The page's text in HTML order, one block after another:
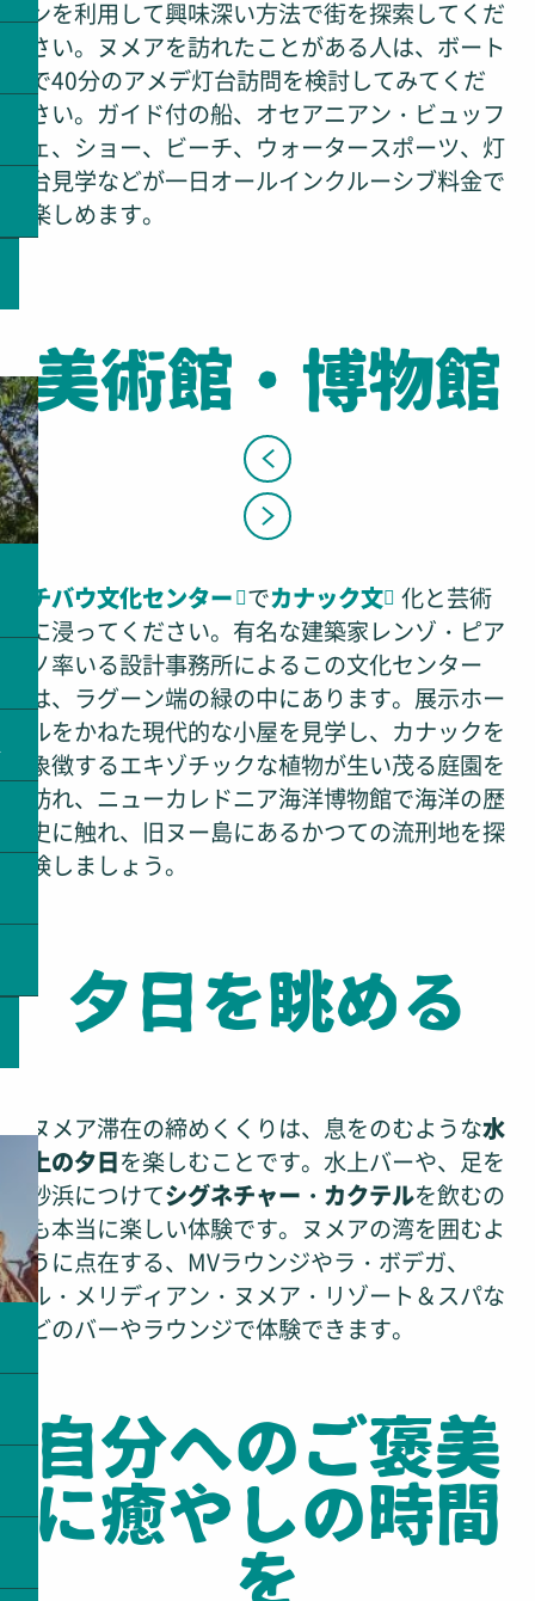
ンを利用して興味深い方法で街を探索してくだ
さい。ヌメアを訪れたことがある人は、ボート
で40分のアメデ灯台訪問を検討してみてくだ
さい。ガイド付の船、オセアニアン・ビュッフ
ェ、ショー、ビーチ、ウォータースポーツ、灯
台見学などが一日オールインクルーシブ料金で
楽しめます。
美術館・博物館
チバウ文化センター でカナック文
化と芸術
に浸ってください。有名な建築家レンゾ・ピア
ノ率いる設計事務所によるこの文化センター
は、ラグーン端の緑の中にあります。展示ホー
ルをかねた現代的な小屋を見学し、カナックを
象徴するエキゾチックな植物が生い茂る庭園を
訪れ、ニューカレドニア海洋博物館で海洋の歴
史に触れ、旧ヌー島にあるかつての流刑地を探
検しましょう。
夕日を眺める
ヌメア滞在の締めくくりは、息をのむような水
上の夕日 を楽しむことです。水上バーや、足を
砂浜につけてシグネチャー・カクテルを飲むの
も本当に楽しい体験です。ヌメアの湾を囲むよ
うに点在する、MVラウンジやラ・ボデガ、
ル・メリディアン・ヌメア・リゾート＆スパな
どのバーやラウンジで体験できます。
自分へのご褒美
に癒やしの時間
を